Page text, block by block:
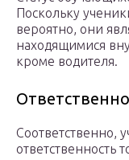
Поскольку
вероятно, они
находящимися
кроме водителя.
Соответственно,
ответственность